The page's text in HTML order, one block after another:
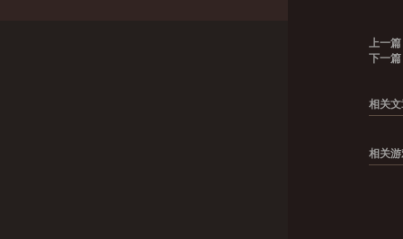
上一
下一
相关
相关